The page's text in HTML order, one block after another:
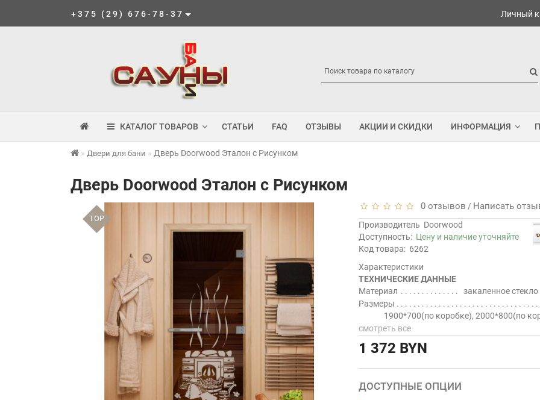
+375 (29) 676-78-37 Личный
КАТАЛОГ ТОВАРОВ СТАТЬИ FAQ ОТЗЫВЫ АКЦИИ И СКИДКИ ИНФОРМАЦИЯ
Двери для бани Дверь Doorwood Эталон с Рисунком
Дверь Doorwood Эталон с Рисунком
TOP
0 отзывов / Написать
Производитель Doorwood
Доступность: Цену и наличие уточняйте
Код товара: 6262
Характеристики
ТЕХНИЧЕСКИЕ ДАННЫЕ
Материал
закаленное
Размеры
1900*700(по коробке), 2000*800(по
смотреть все
1 372 BYN
ДОСТУПНЫЕ ОПЦИИ